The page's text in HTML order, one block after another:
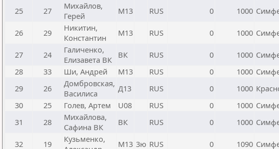
25 27
Михайлов,
Герей
М13 RUS 0 1000
26 29
Никитин,
Константин
М13 RUS 0 1000
27 24
Галиченко,
Елизавета ВК
ВК RUS 0 1000
28
33 Ши, Андрей М13 RUS 0 1000
29
26
Домбровская,
Василиса
Д13 RUS 0 1000
30
25 Голев, Артем U08 RUS 0 1000
31
28
Михайлова,
Сафина ВК
ВК RUS 0 1000
32 19
Кузьменко,
М13 3ю RUS 0 1090